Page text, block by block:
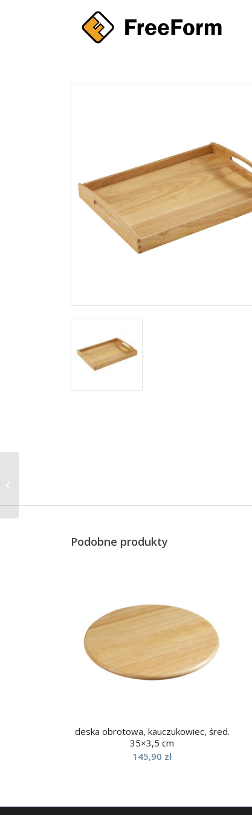
Podobne produkty
deska obrotowa, kauczukowiec, śred.
35×3,5 cm
145,90 zł